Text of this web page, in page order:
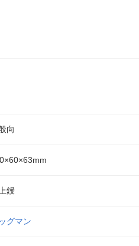
向
鏝
グマン